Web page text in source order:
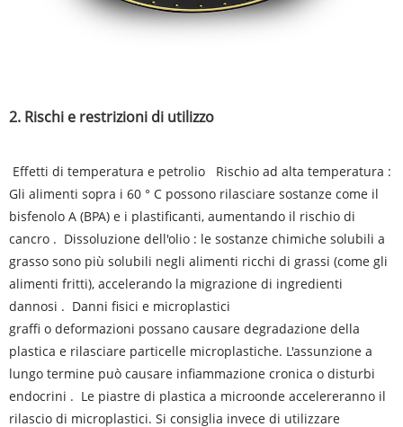
2. Rischi e restrizioni di utilizzo
‌ Effetti di temperatura e petrolio ‌ ‌ Rischio ad alta temperatura ‌:
Gli alimenti sopra i 60 ° C possono rilasciare sostanze come il
bisfenolo A (BPA) e i plastificanti, aumentando il rischio di
cancro ‌. ‌ Dissoluzione dell'olio ‌: le sostanze chimiche solubili a
grasso sono più solubili negli alimenti ricchi di grassi (come gli
alimenti fritti), accelerando la migrazione di ingredienti
dannosi ‌. ‌ Danni fisici e microplastici ‌ ‌ ‌ ‌ ‌ ‌ ‌ ‌ ‌ ‌ ‌ ‌ ‌ ‌ ‌ ‌ ‌ ‌ ‌ ‌ ‌ ‌ ‌ ‌ ‌ ‌ ‌ ‌ ‌ ‌ ‌ ‌ ‌ ‌ ‌ ‌ ‌ ‌ ‌ ‌ ‌ ‌
graffi o deformazioni possano causare degradazione della
plastica e rilasciare particelle microplastiche. L'assunzione a
lungo termine può causare infiammazione cronica o disturbi
endocrini ‌. ‌ Le piastre di plastica a microonde accelereranno il
rilascio di microplastici. Si consiglia invece di utilizzare